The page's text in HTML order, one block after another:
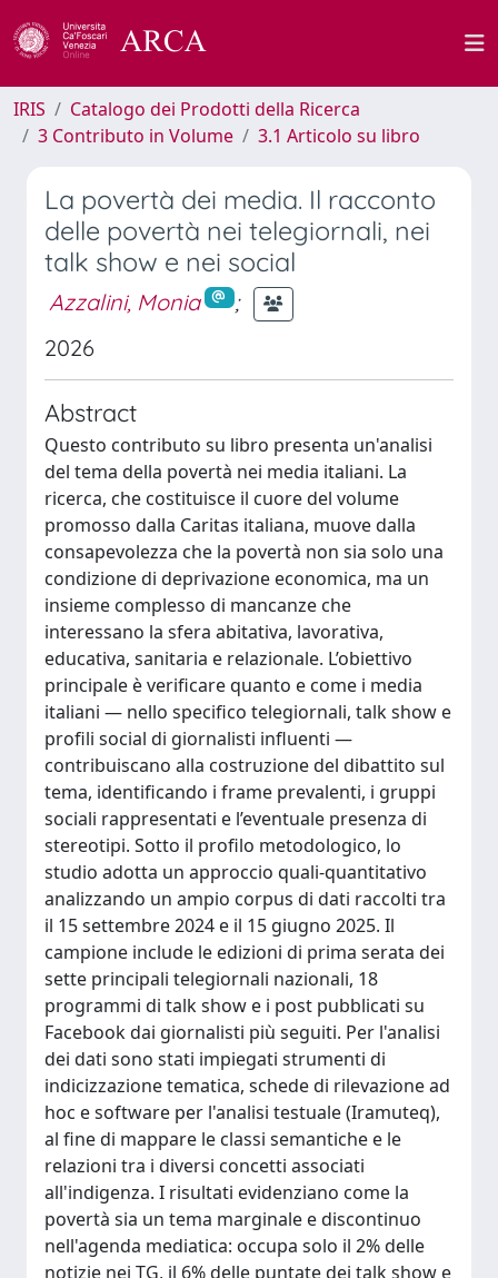
IRIS
Catalogo dei Prodotti della Ricerca
3 Contributo in Volume
3.1 Articolo su libro
La povertà dei media. Il racconto
delle povertà nei telegiornali, nei
talk show e nei social
Azzalini, Monia
;
2026
Abstract
Questo contributo su libro presenta un'analisi
del tema della povertà nei media italiani. La
ricerca, che costituisce il cuore del volume
promosso dalla Caritas italiana, muove dalla
consapevolezza che la povertà non sia solo una
condizione di deprivazione economica, ma un
insieme complesso di mancanze che
interessano la sfera abitativa, lavorativa,
educativa, sanitaria e relazionale. L’obiettivo
principale è verificare quanto e come i media
italiani — nello specifico telegiornali, talk show e
profili social di giornalisti influenti —
contribuiscano alla costruzione del dibattito sul
tema, identificando i frame prevalenti, i gruppi
sociali rappresentati e l’eventuale presenza di
stereotipi. Sotto il profilo metodologico, lo
studio adotta un approccio quali-quantitativo
analizzando un ampio corpus di dati raccolti tra
il 15 settembre 2024 e il 15 giugno 2025. Il
campione include le edizioni di prima serata dei
sette principali telegiornali nazionali, 18
programmi di talk show e i post pubblicati su
Facebook dai giornalisti più seguiti. Per l'analisi
dei dati sono stati impiegati strumenti di
indicizzazione tematica, schede di rilevazione ad
hoc e software per l'analisi testuale (Iramuteq),
al fine di mappare le classi semantiche e le
relazioni tra i diversi concetti associati
all'indigenza. I risultati evidenziano come la
povertà sia un tema marginale e discontinuo
nell'agenda mediatica: occupa solo il 2% delle
notizie nei TG, il 6% delle puntate dei talk show e